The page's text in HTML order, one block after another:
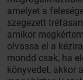
amelyet a
szegezett
amikor
olvassa el a
mondd csak, ha
könyvedet, akkor